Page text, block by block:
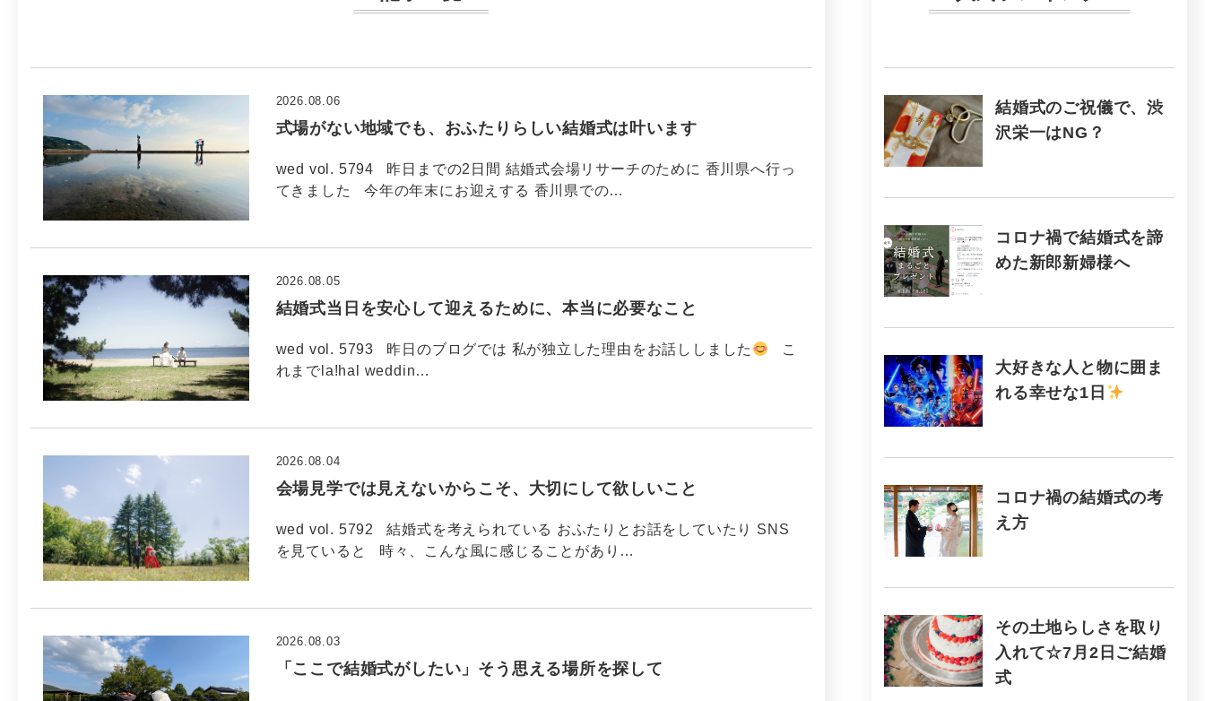
式場がない地域でも、おふたりらしい結婚式は叶います
2026.08.06
wed vol. 5794 昨日までの2日間 結婚式会場リサーチのために 香川県へ行っ
てきました 今年の年末にお迎えする 香川県での…
結婚式当日を安心して迎えるために、本当に必要なこと
2026.08.05
wed vol. 5793 昨日のブログでは 私が独立した理由をお話ししました
こ
れまでla!hal weddin…
会場見学では見えないからこそ、大切にして欲しいこと
2026.08.04
wed vol. 5792 結婚式を考えられている おふたりとお話をしていたり SNS
を見ていると 時々、こんな風に感じることがあり…
「ここで結婚式がしたい」そう思える場所を探して
2026.08.03
結婚式のご祝儀で、渋
沢栄一はNG？
コロナ禍で結婚式を諦
めた新郎新婦様へ
大好きな人と物に囲ま
れる幸せな1日
コロナ禍の結婚式の考
え方
その土地らしさを取り
入れて☆7月2日ご結婚
式